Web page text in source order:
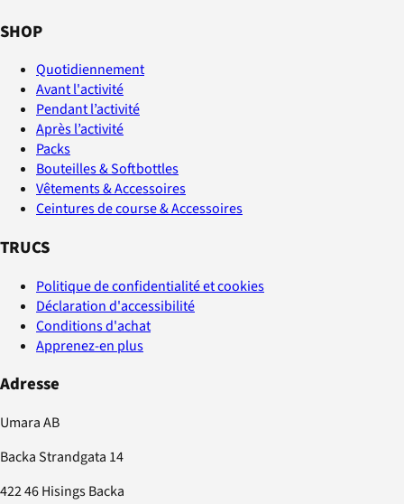
SHOP
Quotidiennement
Avant l'activité
Pendant l’activité
Après l’activité
Packs
Bouteilles & Softbottles
Vêtements & Accessoires
Ceintures de course & Accessoires
TRUCS
Politique de confidentialité et cookies
Déclaration d'accessibilité
Conditions d'achat
Apprenez-en plus
Adresse
Umara AB
Backa Strandgata 14
422 46 Hisings Backa